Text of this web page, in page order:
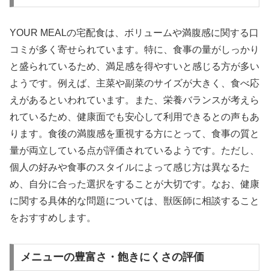
YOUR MEALの宅配食は、ボリュームや満腹感に関する口
コミが多く寄せられています。特に、食事の量がしっかり
と盛られているため、満足感を得やすいと感じる方が多い
ようです。例えば、主菜や副菜のサイズが大きく、食べ応
えがあるといわれています。また、栄養バランスが考えら
れているため、健康面でも安心して利用できるとの声もあ
ります。食後の満腹感を重視する方にとって、食事の質と
量が両立している点が評価されているようです。ただし、
個人の好みや食事のスタイルによって感じ方は異なるた
め、自分に合った選択をすることが大切です。なお、健康
に関する具体的な問題については、獣医師に相談すること
をおすすめします。
メニューの豊富さ・飽きにくさの評価